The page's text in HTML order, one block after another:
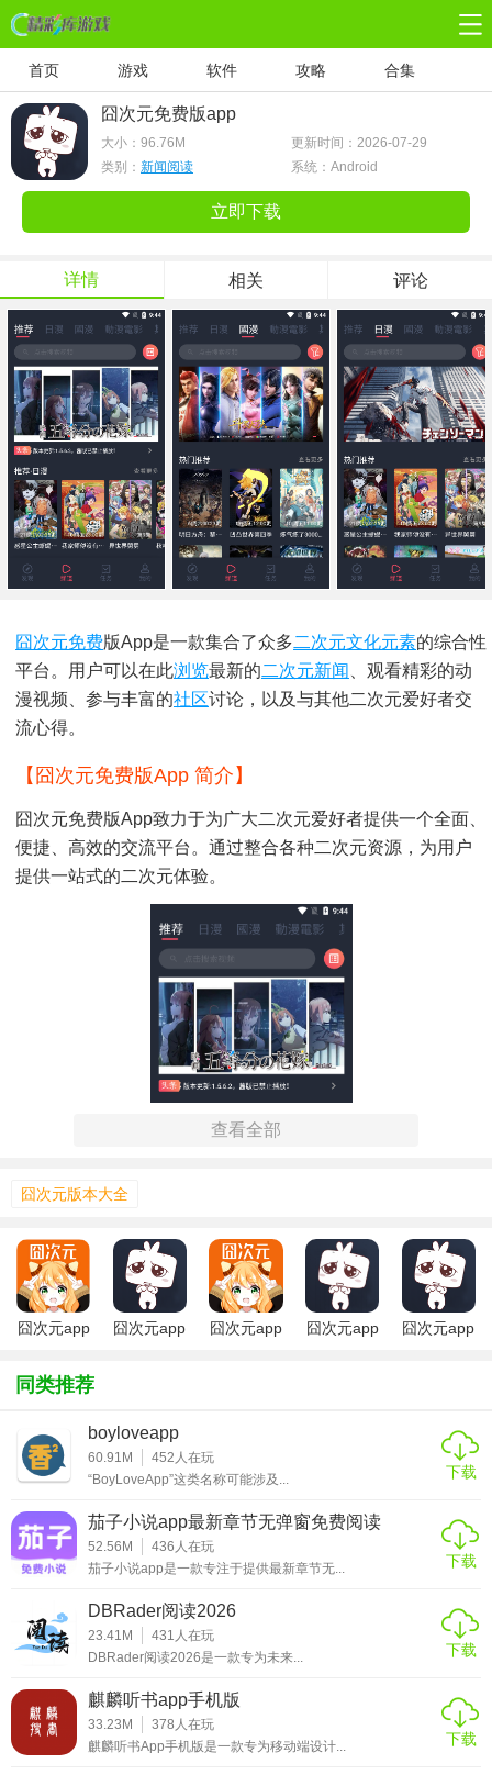
首页 游戏 软件 攻略 合集
囧次元免费版app
大小： 96.76M
更新时间：2026-07-29
类别： 新闻阅读 系统：Android
立即下载
详情 相关 评论
囧次元免费版app是一款集合了众多二次元文化元素的综合性
平台。用户可以在此浏览最新的二次元新闻
、观看精彩的动
漫视频、参与丰富的社区讨论，以及与其他二次元爱好者交
流心得。
【囧次元免费版app 简介】
囧次元免费版app致力于为广大二次元爱好者提供一个全面、
便捷、高效的交流平台。通过整合各种二次元资源，为用户
提供一站式的二次元体验。
【囧次元免费版app 特色】
1. 海量内容：汇聚了大量二次元相关的资讯、动漫、漫画等
的二次元信息。
3. 高清画质：提供高清的动漫视频和漫画图片，让用户享受
优质的视觉体验。
4. 互动社区：设有专门的社区板块，方便用户发表观点、交
流心得，结识更多志同道合的朋友。
5. 个性化推荐：根据用户的浏览历史和喜好，智能推荐相关
内容，提升用户体验。
【囧次元免费版app 内容】
1. 二次元资讯：提供最新的二次元新闻、动态、活动等资讯
查看全部
囧次元版本大全
囧次元app
费
囧次元app
囧次元app
囧次元app
囧次元app
同类推荐
boyloveapp
60.91M 452 人在玩
“BoyLoveApp”这类名称可能涉及...
下载
茄子小说app最新章节无弹窗免费阅读
52.56M 436 人在玩
茄子小说app是一款专注于提供最新章节无...
下载
DBRader阅读2026
23.41M 431 人在玩
DBRader阅读2026是一款专为未来...
下载
麒麟听书app手机版
33.23M 378 人在玩
麒麟听书App手机版是一款专为移动端设计...
下载